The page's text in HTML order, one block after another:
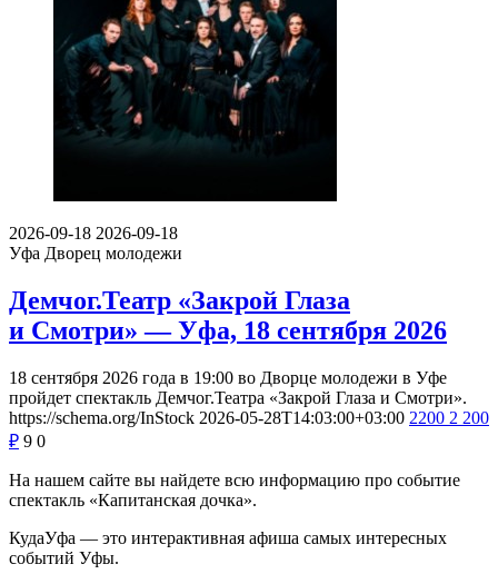
2026-09-18 2026-09-18
Уфа Дворец молодежи
Демчог.Театр «Закрой Глаза
и Смотри» — Уфа, 18 сентября 2026
18 сентября 2026 года в 19:00 во Дворце молодежи в Уфе
пройдет спектакль Демчог.Театра «Закрой Глаза и Смотри».
https://schema.org/InStock 2026-05-28T14:03:00+03:00 2200 2 200
₽ 9 0
На нашем сайте вы найдете всю информацию про событие
спектакль «Капитанская дочка».
КудаУфа — это интерактивная афиша самых интересных
событий Уфы.